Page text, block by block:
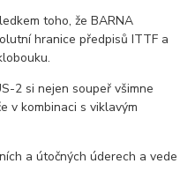
toho, že BARNA
hranice předpisů ITTF a
2 si nejen soupeř všimne
v kombinaci s viklavým
a útočných úderech a vede